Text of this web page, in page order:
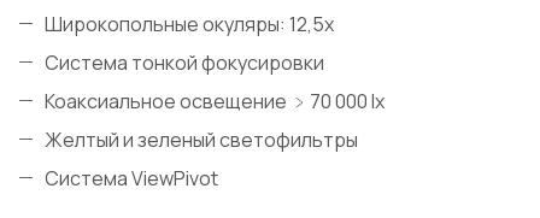
Широкопольные окуляры: 12,5х
Система тонкой фокусировки
Коаксиальное освещение ﹥70 000 lx
Желтый и зеленый светофильтры
Система ViewPivot